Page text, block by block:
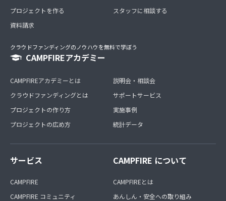
プロジェクトを作る
資料請求
スタッフに相談する
クラウドファンディングのノウハウを無料で学ぼう
CAMPFIREアカデミー
CAMPFIREアカデミーとは
クラウドファンディングとは
プロジェクトの作り方
プロジェクトの広め方
説明会・相談会
サポートサービス
実施事例
統計データ
サービス
CAMPFIRE
CAMPFIRE コミュニティ
CAMPFIRE について
CAMPFIREとは
あんしん・安全への取り組み